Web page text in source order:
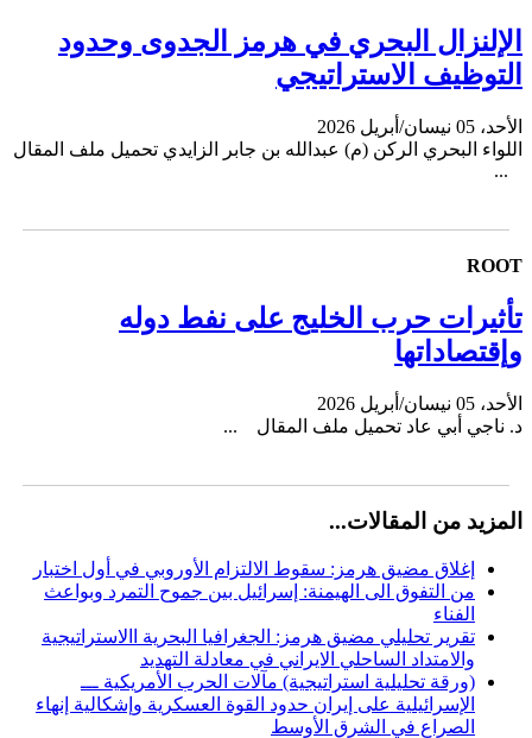
الإلنزال البحري في هرمز الجدوى وحدود
التوظيف الاستراتيجي
الأحد، 05 نيسان/أبريل 2026
اللواء البحري الركن (م) عبدالله بن جابر الزايدي تحميل ملف المقال
...
ROOT
تأثيرات حرب الخليج على نفط دوله
وإقتصاداتها
الأحد، 05 نيسان/أبريل 2026
د. ناجي أبي عاد تحميل ملف المقال ...
المزيد من المقالات...
إغلاق مضيق هرمز: سقوط الالتزام الأوروبي في أول اختبار
من التفوق الى الهيمنة: إسرائيل بين جموح التمرد وبواعث
الفناء
تقرير تحليلي مضيق هرمز: الجغرافيا البحرية االاستراتيجية
والامتداد الساحلي الايراني في معادلة التهديد
(ورقة تحليلية استراتيجية) مآلات الحرب الأمريكية ـــ
الإسرائيلية على إيران حدود القوة العسكرية وإشكالية إنهاء
الصراع في الشرق الأوسط